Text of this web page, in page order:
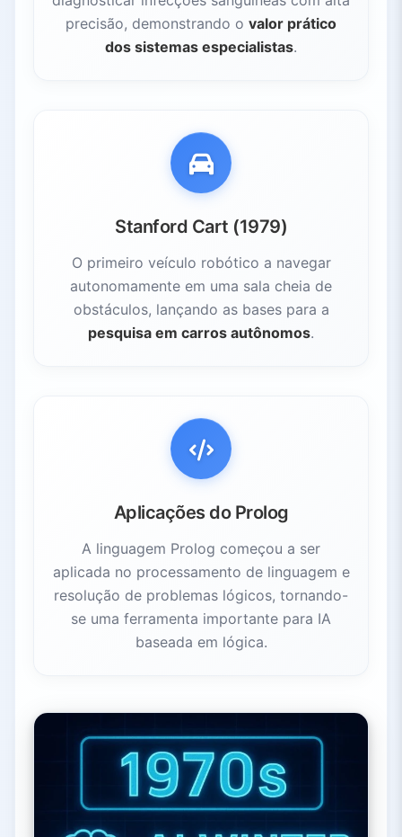
precisão, demonstrando o valor prático
dos sistemas especialistas.
Stanford Cart (1979)
O primeiro veículo robótico a navegar
autonomamente em uma sala cheia de
obstáculos, lançando as bases para a
pesquisa em carros autônomos.
Aplicações do Prolog
A linguagem Prolog começou a ser
aplicada no processamento de linguagem e
resolução de problemas lógicos, tornando-
se uma ferramenta importante para IA
baseada em lógica.